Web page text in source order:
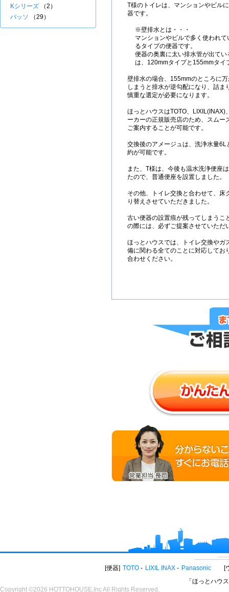
T様のトイレは、マンションやビル
器です。
※壁排水とは・・・
マンションやビルで多く使われ
るタイプの便器です。
便器の奥裏に太い排水管が出て
は、120mmタイプと155mmタイ
壁排水の場合、155mmのところに
しまうと排水が逆勾配になり、詰ま
慎重な選定が必要になります。
ほっとハウスはTOTO、LIXIL(INAX)
ーカーの正規販売店のため、スムー
ご案内することが可能です。
交換後のアメージュは、洗浄水量
約が可能です。
また、T様は、今後も温水洗浄便座
たので、普通便座を設置しました。
その他、トイレ交換と合わせて、床
り替えさせていただきました。
古い便器の設置痕が残ってしまうこ
の際には、必ずご提案させていただ
ほっとハウスでは、トイレ交換やガ
備に関わる全てのことに対応してお
合わせください。
Kシリーズ （2）
パッソ （29）
便器 TOTO LIXIL INAX Panasonic
「ほっとハウ
Copyright ©2026 HOTTOHOUSE,Inc All Rights Reserved.